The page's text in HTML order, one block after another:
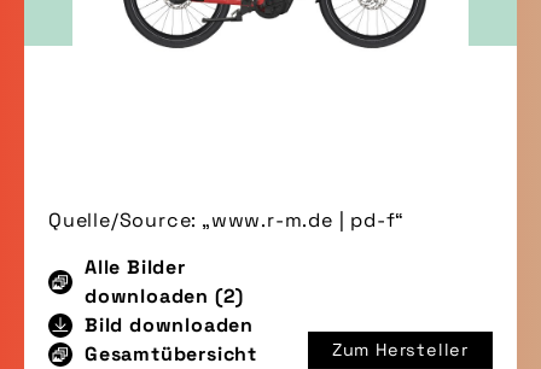
Quelle/Source: „www.r-m.de | pd-f“
Quelle/Source: „www.r-m.de | pd-f“
Alle Bilder
downloaden (2)
Bild downloaden
Gesamtübersicht
Zum Hersteller